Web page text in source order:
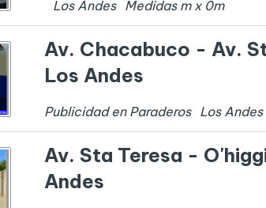
Los Andes Medidas m x 0m
Av. Chacabuco - Av.
Los Andes
Publicidad en Paraderos Los Andes
Av. Sta Teresa -
Andes